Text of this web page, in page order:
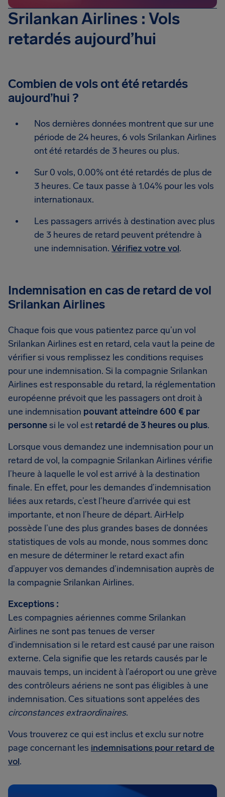
Srilankan Airlines : Vols
retardés aujourd’hui
Combien de vols ont été retardés
aujourd’hui ?
Nos dernières données montrent que sur une
période de 24 heures, 6 vols Srilankan Airlines
ont été retardés de 3 heures ou plus.
Sur 0 vols, 0.00% ont été retardés de plus de
3 heures. Ce taux passe à 1.04% pour les vols
internationaux.
Les passagers arrivés à destination avec plus
de 3 heures de retard peuvent prétendre à
une indemnisation. Vérifiez votre vol.
Indemnisation en cas de retard de vol
Srilankan Airlines
Chaque fois que vous patientez parce qu’un vol
Srilankan Airlines est en retard, cela vaut la peine de
vérifier si vous remplissez les conditions requises
pour une indemnisation. Si la compagnie Srilankan
Airlines est responsable du retard, la réglementation
européenne prévoit que les passagers ont droit à
une indemnisation pouvant atteindre 600 € par
personnesi le vol est retardé de 3 heures ou plus.
Lorsque vous demandez une indemnisation pour un
retard de vol, la compagnie Srilankan Airlines vérifie
l’heure à laquelle le vol est arrivé à la destination
finale. En effet, pour les demandes d’indemnisation
liées aux retards, c’est l’heure d’arrivée qui est
importante, et non l’heure de départ. AirHelp
possède l’une des plus grandes bases de données
statistiques de vols au monde, nous sommes donc
en mesure de déterminer le retard exact afin
d’appuyer vos demandes d’indemnisation auprès de
la compagnie Srilankan Airlines.
Exceptions :
Les compagnies aériennes comme Srilankan
Airlines ne sont pas tenues de verser
d’indemnisation si le retard est causé par une raison
externe. Cela signifie que les retards causés par le
mauvais temps, un incident à l’aéroport ou une grève
des contrôleurs aériens ne sont pas éligibles à une
indemnisation. Ces situations sont appelées des
circonstances extraordinaires.
Vous trouverez ce qui est inclus et exclu sur notre
page concernant les indemnisations pour retard de
vol.